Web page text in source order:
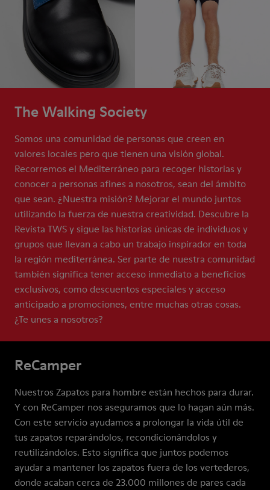
The Walking Society
Somos una comunidad de personas que creen en
valores locales pero que tienen una visión global.
Recorremos el Mediterráneo para recoger historias y
conocer a personas afines a nosotros, sean del ámbito
que sean. ¿Nuestra misión? Mejorar el mundo juntos
utilizando la fuerza de nuestra creatividad. Descubre la
Revista TWS y sigue las historias únicas de individuos y
grupos que llevan a cabo un trabajo inspirador en toda
la región mediterránea. Ser parte de nuestra comunidad
también significa tener acceso inmediato a beneficios
exclusivos, como descuentos especiales y acceso
anticipado a promociones, entre muchas otras cosas.
¿Te unes a nosotros?
ReCamper
Nuestros Zapatos para hombre están hechos para durar.
Y con ReCamper nos aseguramos que lo hagan aún más.
Con este servicio ayudamos a prolongar la vida útil de
tus zapatos reparándolos, recondicionándolos y
reutilizándolos. Esto significa que juntos podemos
ayudar a mantener los zapatos fuera de los vertederos,
donde acaban cerca de 23.000 millones de pares cada